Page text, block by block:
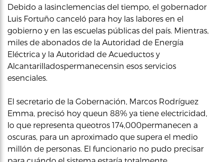
Debido a lasinclemencias del tiempo, el gobernador
Luis Fortuño canceló para hoy las labores en el
gobierno y en las escuelas públicas del país. Mientras,
miles de abonados de la Autoridad de Energía
Eléctrica y la Autoridad de Acueductos y
Alcantarilladospermanecensin esos servicios
esenciales.
El secretario de la Gobernación, Marcos Rodríguez
Emma, precisó hoy queun 88% ya tiene electricidad,
lo que representa queotros 174,000permanecen a
oscuras, para un aproximado que supera el medio
millón de personas. El funcionario no pudo precisar